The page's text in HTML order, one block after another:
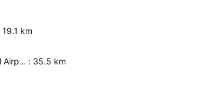
19.1 km
Charlotte-Douglas International Airport : 35.5 km